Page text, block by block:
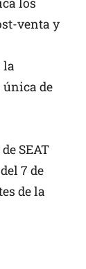
los
venta y
la
de
SEAT
7 de
de la